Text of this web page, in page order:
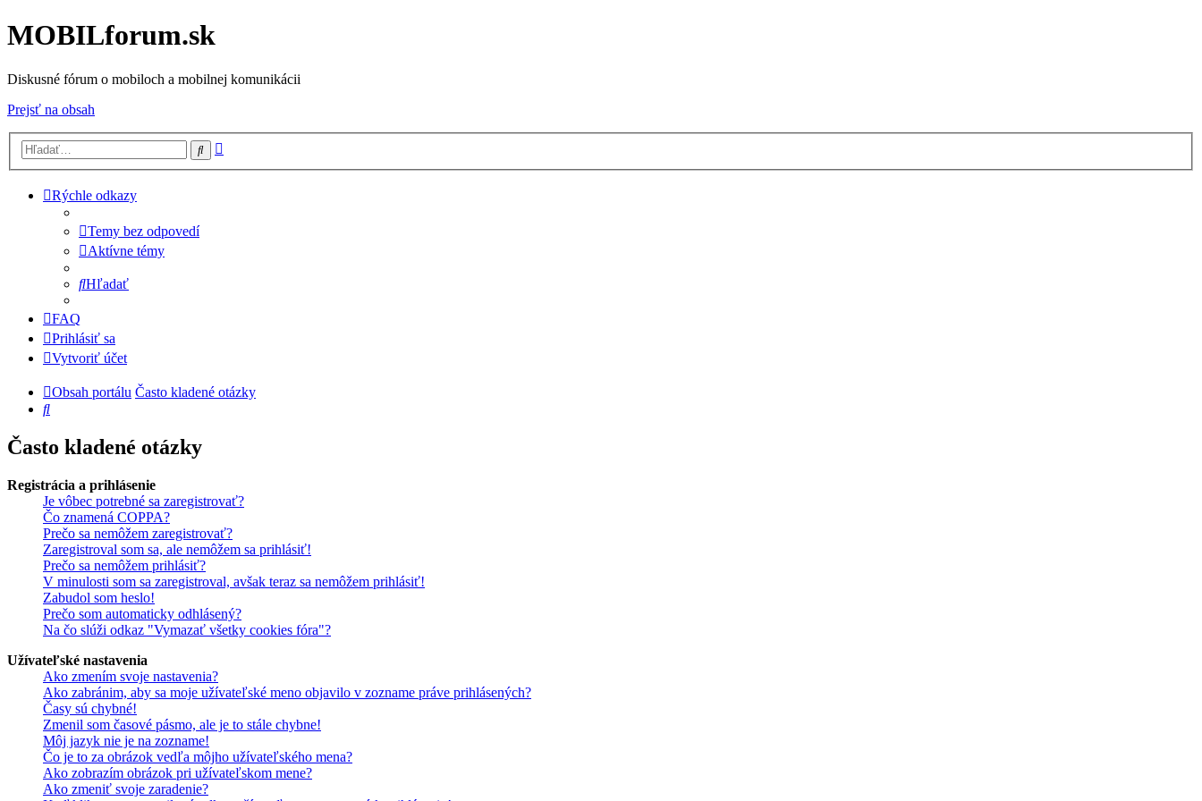
MOBILforum.sk
Diskusné fórum o mobiloch a mobilnej komunikácii
Prejsť na obsah
Hľadať
Rýchle odkazy
Temy bez odpovedí
Aktívne témy
Hľadať
FAQ
Prihlásiť sa
Vytvoriť účet
Obsah portálu Často kladené otázky
Hľadať
Často kladené otázky
Registrácia a prihlásenie
Je vôbec potrebné sa zaregistrovať?
Čo znamená COPPA?
Prečo sa nemôžem zaregistrovať?
Zaregistroval som sa, ale nemôžem sa prihlásiť!
Prečo sa nemôžem prihlásiť?
V minulosti som sa zaregistroval, avšak teraz sa nemôžem prihlásiť!
Zabudol som heslo!
Prečo som automaticky odhlásený?
Na čo slúži odkaz "Vymazať všetky cookies fóra"?
Užívateľské nastavenia
Ako zmením svoje nastavenia?
Ako zabránim, aby sa moje užívateľské meno objavilo v zozname práve prihlásených?
Časy sú chybné!
Zmenil som časové pásmo, ale je to stále chybne!
Môj jazyk nie je na zozname!
Čo je to za obrázok vedľa môjho užívateľského mena?
Ako zobrazím obrázok pri užívateľskom mene?
Ako zmeniť svoje zaradenie?